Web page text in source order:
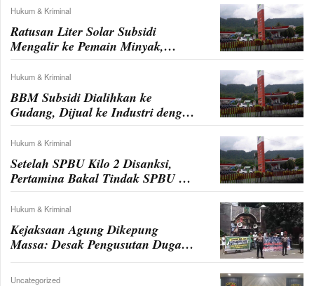
Hukum & Kriminal
Ratusan Liter Solar Subsidi
Mengalir ke Pemain Minyak,
SPBU MT Haryono Diduga
Terlibat
Hukum & Kriminal
BBM Subsidi Dialihkan ke
Gudang, Dijual ke Industri dengan
Harga Rp12-14 Ribu per Liter
Hukum & Kriminal
Setelah SPBU Kilo 2 Disanksi,
Pertamina Bakal Tindak SPBU MT
Haryono
Hukum & Kriminal
Kejaksaan Agung Dikepung
Massa: Desak Pengusutan Dugaan
Korupsi PT. KLS
Uncategorized